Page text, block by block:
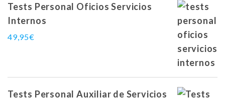
Tests Personal Oficios Servicios
Internos
49,95€
Tests Personal Auxiliar de Servicios